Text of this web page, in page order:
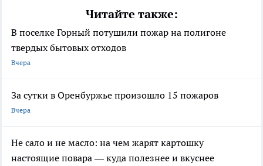
Читайте также:
В поселке Горный потушили пожар на полигоне
твердых бытовых отходов
Вчера
За сутки в Оренбуржье произошло 15 пожаров
Вчера
Не сало и не масло: на чем жарят картошку
настоящие повара — куда полезнее и вкуснее